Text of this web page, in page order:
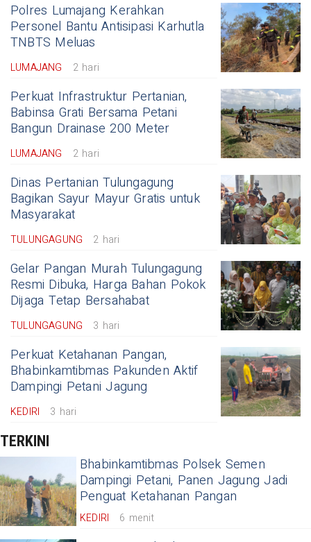
Polres Lumajang Kerahkan
Personel Bantu Antisipasi Karhutla
TNBTS Meluas
LUMAJANG 2 hari
Perkuat Infrastruktur Pertanian,
Babinsa Grati Bersama Petani
Bangun Drainase 200 Meter
LUMAJANG 2 hari
Dinas Pertanian Tulungagung
Bagikan Sayur Mayur Gratis untuk
Masyarakat
TULUNGAGUNG 2 hari
Gelar Pangan Murah Tulungagung
Resmi Dibuka, Harga Bahan Pokok
Dijaga Tetap Bersahabat
TULUNGAGUNG 3 hari
Perkuat Ketahanan Pangan,
Bhabinkamtibmas Pakunden Aktif
Dampingi Petani Jagung
KEDIRI 3 hari
TERKINI
Bhabinkamtibmas Polsek Semen
Dampingi Petani, Panen Jagung Jadi
Penguat Ketahanan Pangan
KEDIRI 6 menit